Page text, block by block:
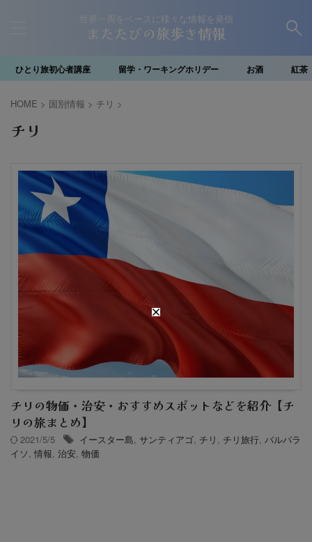
世界一周をベースに様々な情報を発信
またたびの旅歩き情報
ひとり旅初心者講座 留学・ワーキングホリデー お酒 紅茶
HOME > 国別情報 > チリ >
チリ
チリの物価・治安・おすすめスポットなどを紹介【チ
リの旅まとめ】
2021/5/5 イースター島, サンティアゴ, チリ , チリ旅行, バルパラ
イソ, 情報, 治安, 物価